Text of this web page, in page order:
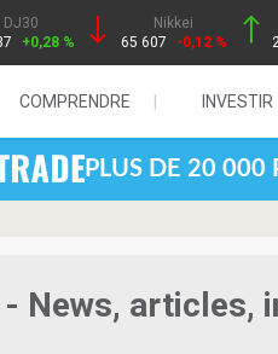
DJ30
+0,28 %
Nikkei
65 607
-0,12 %
COMPRENDRE INVESTIR
PLUS DE 20 000
- News, articles,